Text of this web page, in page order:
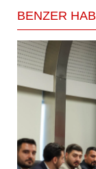
BENZER